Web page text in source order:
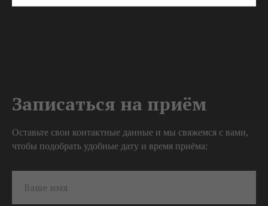
Записаться на приём
Оставьте свои контактные данные и мы свяжемся с вами,
чтобы подобрать удобные дату и время приёма:
Ваше имя